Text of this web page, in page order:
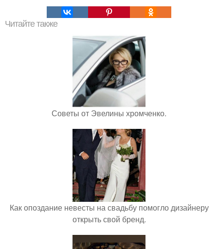
Читайте также
Советы от Эвелины хромченко.
Как опоздание невесты на свадьбу помогло дизайнеру
открыть свой бренд.